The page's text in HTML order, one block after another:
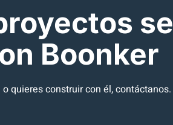
se
Boonker
quieres construir con él, contáctanos.